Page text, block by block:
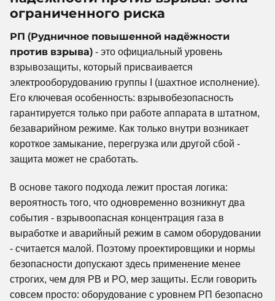
ограниченного риска
РП (Рудничное повышенной надёжности
против взрыва) - это официальный уровень
взрывозащиты, который присваивается
электрооборудованию группы I (шахтное исполнение).
Его ключевая особенность: взрывобезопасность
гарантируется только при работе аппарата в штатном,
безаварийном режиме. Как только внутри возникает
короткое замыкание, перегрузка или другой сбой -
защита может не сработать.
В основе такого подхода лежит простая логика:
вероятность того, что одновременно возникнут два
события - взрывоопасная концентрация газа в
выработке и аварийный режим в самом оборудовании
- считается малой. Поэтому проектировщики и нормы
безопасности допускают здесь применение менее
строгих, чем для РВ и РО, мер защиты. Если говорить
совсем просто: оборудование с уровнем РП безопасно